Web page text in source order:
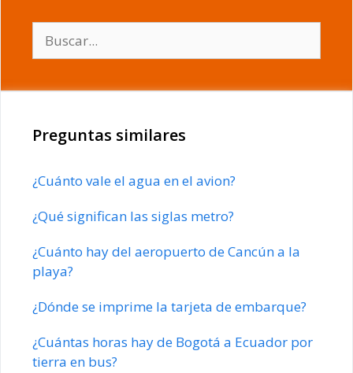
Preguntas similares
¿Cuánto vale el agua en el avion?
¿Qué significan las siglas metro?
¿Cuánto hay del aeropuerto de Cancún a la
playa?
¿Dónde se imprime la tarjeta de embarque?
¿Cuántas horas hay de Bogotá a Ecuador por
tierra en bus?